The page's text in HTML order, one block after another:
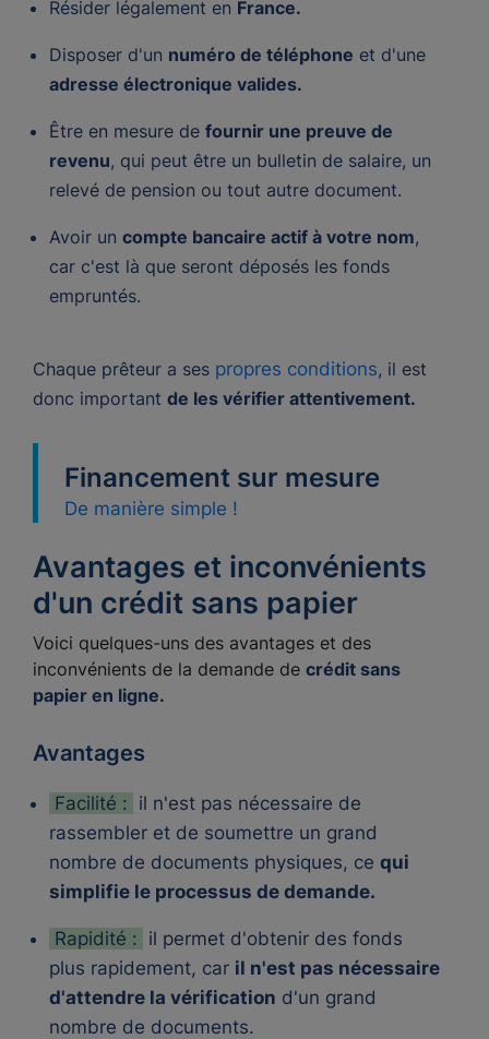
Résider légalement en France.
Disposer d'un numéro de téléphone et d'une
adresse électronique valides.
Être en mesure de fournir une preuve de
revenu, qui peut être un bulletin de salaire, un
relevé de pension ou tout autre document.
Avoir un compte bancaire actif à votre nom,
car c'est là que seront déposés les fonds
empruntés.
Chaque prêteur a ses propres conditions, il est
donc important de les vérifier attentivement.
Financement sur mesure
De manière simple !
Avantages et inconvénients
d'un crédit sans papier
Voici quelques-uns des avantages et des
inconvénients de la demande de crédit sans
papier en ligne.
Avantages
Facilité : il n'est pas nécessaire de
rassembler et de soumettre un grand
nombre de documents physiques, ce qui
simplifie le processus de demande.
Rapidité : il permet d'obtenir des fonds
plus rapidement, car il n'est pas nécessaire
d'attendre la vérification d'un grand
nombre de documents.